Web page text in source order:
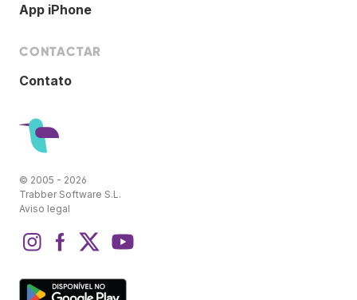
App iPhone
CONTACTAR
Contato
© 2005 - 2026
Trabber Software S.L.
Aviso legal